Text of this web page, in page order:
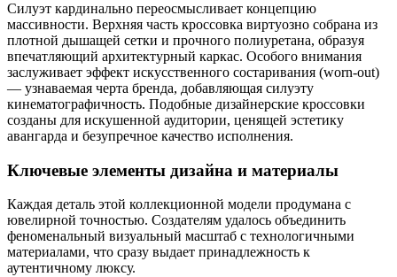
Силуэт кардинально переосмысливает концепцию
массивности. Верхняя часть кроссовка виртуозно собрана из
плотной дышащей сетки и прочного полиуретана, образуя
впечатляющий архитектурный каркас. Особого внимания
заслуживает эффект искусственного состаривания (worn-out)
— узнаваемая черта бренда, добавляющая силуэту
кинематографичность. Подобные дизайнерские кроссовки
созданы для искушенной аудитории, ценящей эстетику
авангарда и безупречное качество исполнения.
Ключевые элементы дизайна и материалы
Каждая деталь этой коллекционной модели продумана с
ювелирной точностью. Создателям удалось объединить
феноменальный визуальный масштаб с технологичными
материалами, что сразу выдает принадлежность к
аутентичному люксу.